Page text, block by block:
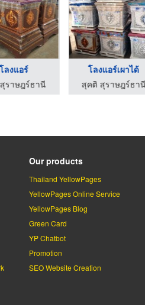
ลงแอร์
ราษฎร์ธานี
โลงแอร์เผาได้
สุคติ สุราษฎร์ธานี
Our products
Thailand YellowPages
YellowPages Online Service
YellowPages Blog
Green Card
YP Chatbot
Promotion
SEO Website Creation